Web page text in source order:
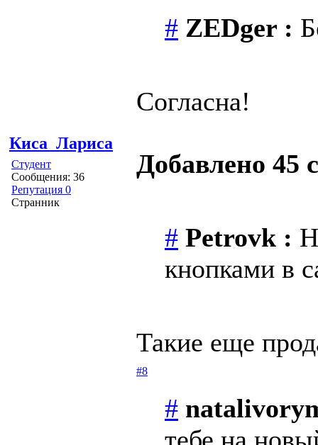
Киса_Лариса
Студент
Сообщения: 36
Репутация 0
Странник
# ZEDger :
Согласна!
Добавлено 45
# Petrovk :
кнопками в
Такие еще
#8
#